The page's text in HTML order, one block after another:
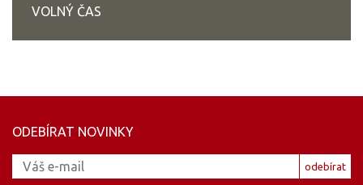
VOLNÝ ČAS
ODEBÍRAT NOVINKY
odebírat